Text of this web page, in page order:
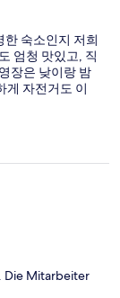
숙소인지 저희
엄청 맛있고, 직
장은 낮이랑 밤
게 자전거도 이
Die Mitarbeiter